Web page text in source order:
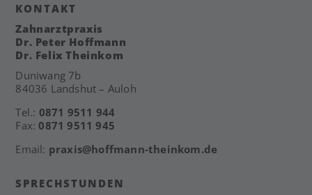
KONTAKT
Zahnarztpraxis
Dr. Peter Hoffmann
Dr. Felix Theinkom
Duniwang 7b
84036 Landshut – Auloh
Tel.: 0871 9511 944
Fax:0871 9511 945
Email: praxis@hoffmann-theinkom.de
SPRECHSTUNDEN